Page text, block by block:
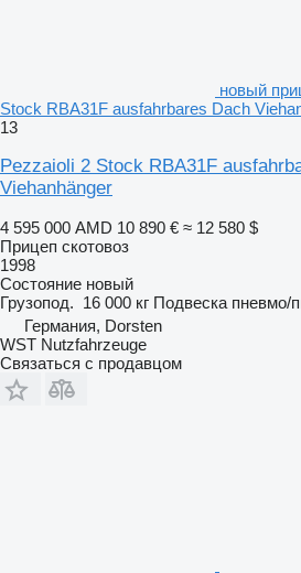
новый
Stock RBA31F ausfahrbares Dach
13
Pezzaioli 2 Stock RBA31F
Viehanhänger
4 595 000 AMD 10 890 € ≈ 12 580 $
Прицеп скотовоз
1998
Состояние новый
Грузопод. 16 000 кг Подвеска пневмо/
Германия, Dorsten
WST Nutzfahrzeuge
Связаться с продавцом